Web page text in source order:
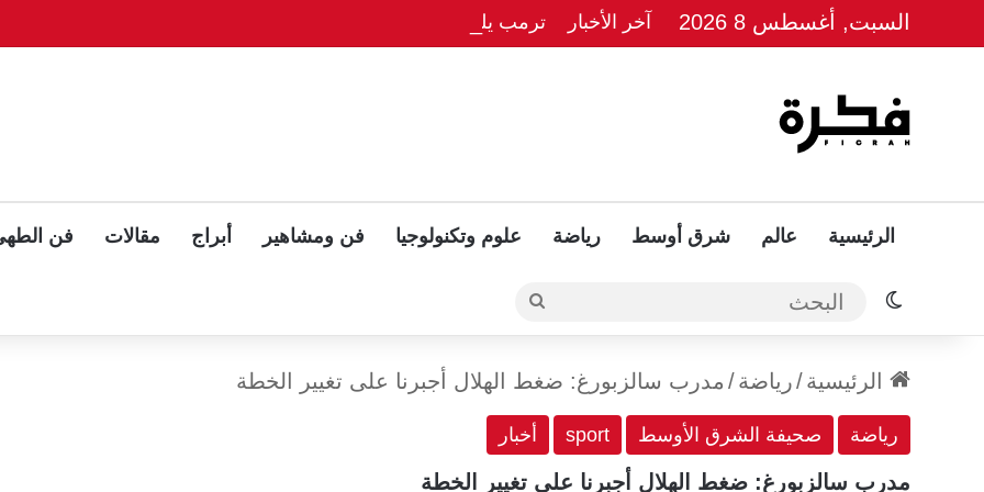
السبت, أغسطس 8 2026 آخر الأخبار ترمب يلوّح بلقاء ثلاثي مع بوتين وزيلينسكي بعد قمة ألاسكا
الرئيسية عالم شرق أوسط رياضة علوم وتكنولوجيا فن ومشاهير أبراج مقالات فن
الوضع المظلم البحث
الرئيسية/رياضة/ مدرب سالزبورغ: ضغط الهلال أجبرنا على تغيير الخطة
رياضة صحيفة الشرق الأوسط sport أخبار
مدرب سالزبورغ: ضغط الهلال أجبرنا على تغيير الخطة